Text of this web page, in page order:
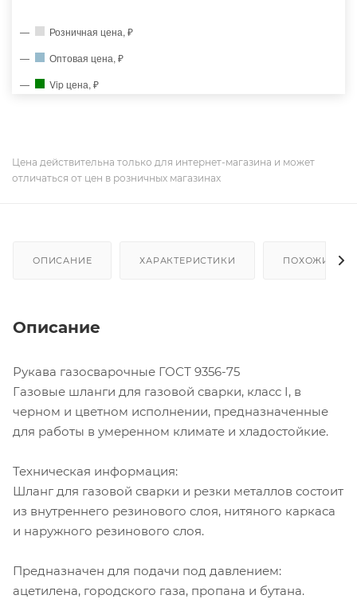
Розничная цена, ₽
Оптовая цена, ₽
Vip цена, ₽
Цена действительна только для интернет-магазина и может
отличаться от цен в розничных магазинах
ОПИСАНИЕ ХАРАКТЕРИСТИКИ ПОХОЖИЕ
Описание
Рукава газосварочные ГОСТ 9356-75
Газовые шланги для газовой сварки, класс I, в
черном и цветном исполнении, предназначенные
для работы в умеренном климате и хладостойкие.
Техническая информация:
Шланг для газовой сварки и резки металлов состоит
из внутреннего резинового слоя, нитяного каркаса
и наружного резинового слоя.
Предназначен для подачи под давлением:
ацетилена, городского газа, пропана и бутана.